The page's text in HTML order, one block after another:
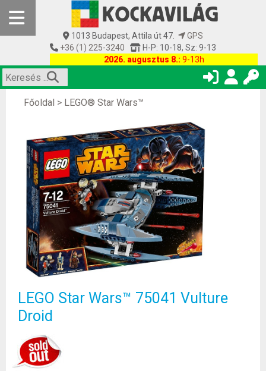
1013 Budapest, Attila út 47.
GPS
+36 (1) 225-3240
H-P: 10-18, Sz: 9-13
2026. augusztus 8.: 9-13h
Főoldal > LEGO® Star Wars™
LEGO Star Wars™ 75041 Vulture
Droid